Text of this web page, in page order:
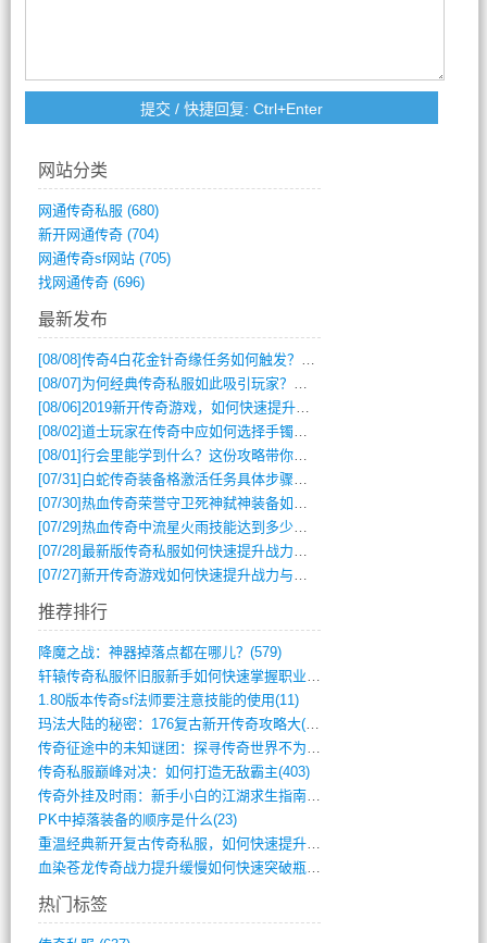
网站分类
网通传奇私服 (680)
新开网通传奇(704)
网通传奇sf网站(705)
找网通传奇(696)
最新发布
[08/08]传奇4白花金针奇缘任务如何触发？完整攻略解析
[08/07] 为何经典传奇私服如此吸引玩家？深度攻略解析
[08/06]2019新开传奇游戏，如何快速提升角色等级？
[08/02]道士玩家在传奇中应如何选择手镯装备？
[08/01]行会里能学到什么？这份攻略带你全掌握
[07/31] 白蛇传奇装备格激活任务具体步骤是什么？如何完成？
[07/30]热血传奇荣誉守卫死神弑神装备如何获取与佩戴攻略？
[07/29]热血传奇中流星火雨技能达到多少级可以开始练装备？
[07/28]最新版传奇私服如何快速提升战力与获取稀有装备？
[07/27]新开传奇游戏如何快速提升战力与获取稀有装备？
推荐排行
降魔之战：神器掉落点都在哪儿？(579)
轩辕传奇私服怀旧服新手如何快速掌握职业选(993)
1.80版本传奇sf法师要注意技能的使用(11)
玛法大陆的秘密：176复古新开传奇攻略大(486)
传奇征途中的未知谜团：探寻传奇世界不为人(595)
传奇私服巅峰对决：如何打造无敌霸主(403)
传奇外挂及时雨：新手小白的江湖求生指南(802)
PK中掉落装备的顺序是什么(23)
重温经典新开复古传奇私服，如何快速提升等(392)
血染苍龙传奇战力提升缓慢如何快速突破瓶颈(654)
热门标签